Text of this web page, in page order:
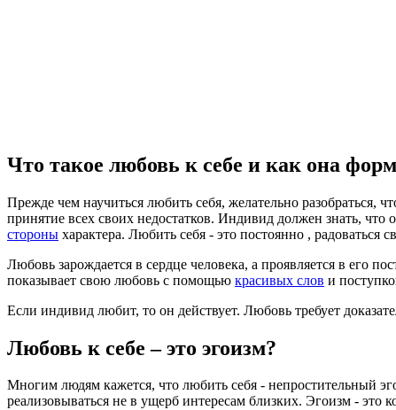
Что такое любовь к себе и как она
Прежде чем научиться любить себя, желательно разобраться,
принятие всех своих недостатков. Индивид должен знать,
стороны характера. Любить себя - это постоянно , радоваться
Любовь зарождается в сердце человека, а проявляется в его
показывает свою любовь с помощью красивых слов и
Если индивид любит, то он действует. Любовь требует
Любовь к себе – это эгоизм?
Многим людям кажется, что любить себя - непростительный
реализовываться не в ущерб интересам близких. Эгоизм - это